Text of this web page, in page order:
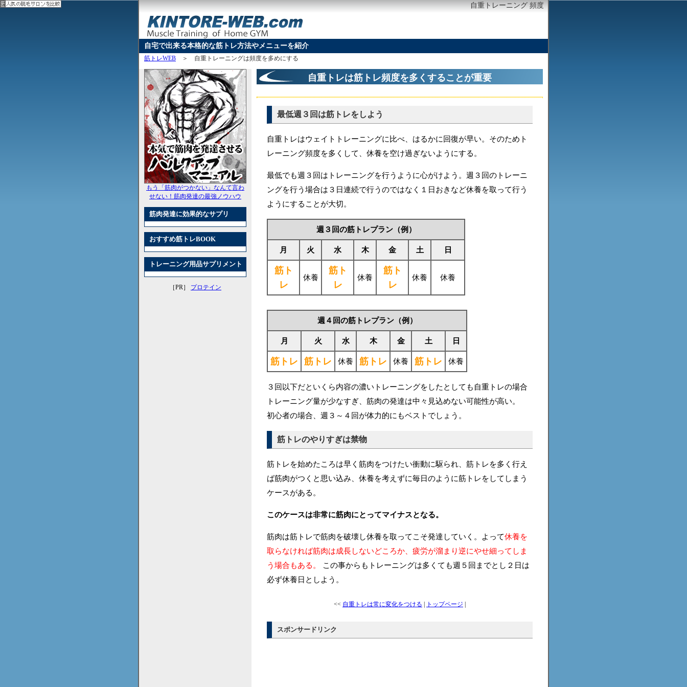
自重トレーニング 頻度
自宅で出来る本格的な筋トレ方法やメニューを紹介
筋トレWEB ＞ 自重トレーニングは頻度を多めにする
自重トレは筋トレ頻度を多くすることが重要
最低週３回は筋トレをしよう
自重トレはウェイトトレーニングに比べ、はるかに回復が早い。そのためト
レーニング頻度を多くして、休養を空け過ぎないようにする。
最低でも週３回はトレーニングを行うように心がけよう。週３回のトレーニ
ングを行う場合は３日連続で行うのではなく１日おきなど休養を取って行う
ようにすることが大切。
週３回の筋トレプラン（例）
月 火 水 木 金 土 日
筋ト
レ
休養
筋ト
レ
休養
筋ト
レ
休養 休養
週４回の筋トレプラン（例）
月 火 水 木 金 土 日
筋トレ 筋トレ 休養 筋トレ 休養 筋トレ 休養
３回以下だといくら内容の濃いトレーニングをしたとしても自重トレの場合
トレーニング量が少なすぎ、筋肉の発達は中々見込めない可能性が高い。
初心者の場合、週３～４回が体力的にもベストでしょう。
筋トレのやりすぎは禁物
筋トレを始めたころは早く筋肉をつけたい衝動に駆られ、筋トレを多く行え
ば筋肉がつくと思い込み、休養を考えずに毎日のように筋トレをしてしまう
ケースがある。
このケースは非常に筋肉にとってマイナスとなる。
筋肉は筋トレで筋肉を破壊し休養を取ってこそ発達していく。よって休養を
取らなければ筋肉は成長しないどころか、疲労が溜まり逆にやせ細ってしま
う場合もある。
この事からもトレーニングは多くても週５回までとし２日は
必ず休養日としよう。
<< 自重トレは常に変化をつける トップページ
スポンサードリンク
もう「筋肉がつかない」なんて言わ
せない！筋肉発達の最強ノウハウ
筋肉発達に効果的なサプリ
おすすめ筋トレBOOK
トレーニング用品サプリメント
［PR］ プロテイン